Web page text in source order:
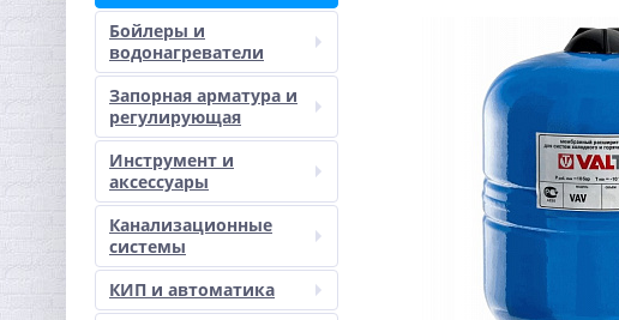
Бойлеры и
водонагреватели
Запорная арматура и
регулирующая
Инструмент и
аксессуары
Канализационные
системы
КИП и автоматика